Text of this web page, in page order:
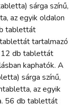
sárga színű,
az egyik oldalon
tablettát
tartalmazó
db tablettát
kaphatók. A
sárga színű,
az egyik
56 db tablettát